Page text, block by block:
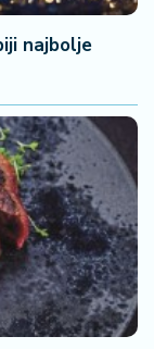
najbolje